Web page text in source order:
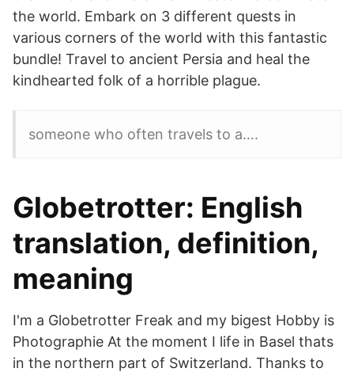
the world. Embark on 3 different quests in
various corners of the world with this fantastic
bundle! Travel to ancient Persia and heal the
kindhearted folk of a horrible plague.
someone who often travels to a….
Globetrotter: English
translation, definition,
meaning
I'm a Globetrotter Freak and my bigest Hobby is
Photographie At the moment I life in Basel thats
in the northern part of Switzerland. Thanks to